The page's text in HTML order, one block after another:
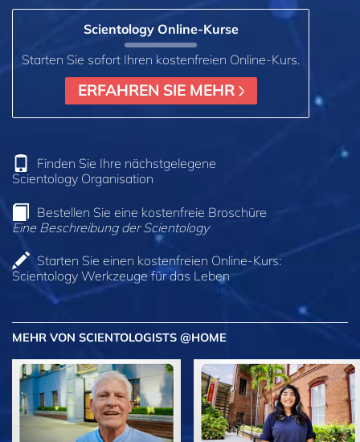
Scientology Online‑Kurse
Starten Sie sofort Ihren kostenfreien Online‑Kurs.
ERFAHREN SIE MEHR
Finden Sie Ihre nächstgelegene
Scientology Organisation
Bestellen Sie eine kostenfreie Broschüre
Eine Beschreibung der Scientology
Starten Sie einen kostenfreien Online-Kurs:
Scientology Werkzeuge für das Leben
MEHR VON SCIENTOLOGISTS @HOME